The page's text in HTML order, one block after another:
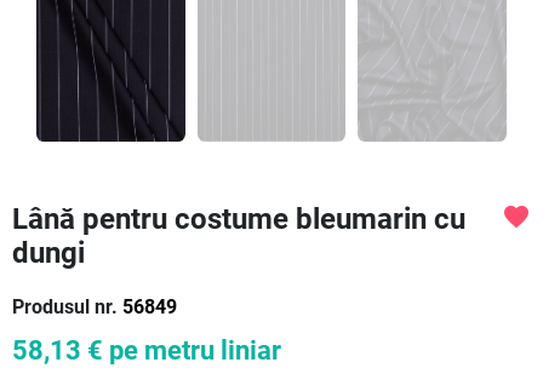
Lână pentru costume bleumarin cu
dungi
Produsul nr. 56849
favorite
58,13 € pe metru liniar